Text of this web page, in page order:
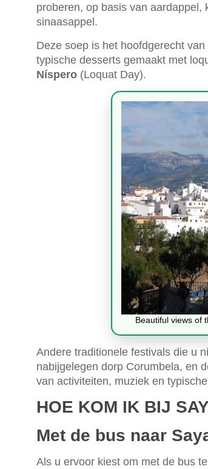
proberen, op basis van
sinaasappel.
Deze soep is het hoofdgerecht
typische desserts gemaakt met
Níspero (Loquat Day).
Beautiful views of
Andere traditionele festivals die u
nabijgelegen dorp Corumbela, en
van activiteiten, muziek en
HOE KOM IK BIJ
Met de bus naar
Als u ervoor kiest om met de bus